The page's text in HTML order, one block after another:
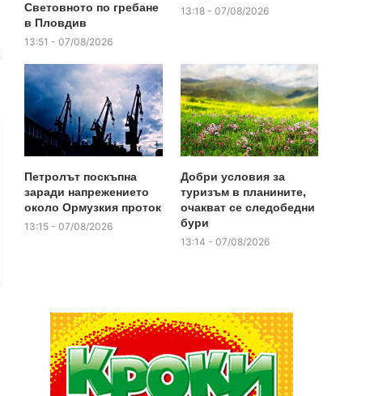
Световното по гребане
в Пловдив
13:51 - 07/08/2026
13:18 - 07/08/2026
Петролът поскъпна
заради напрежението
около Ормузкия проток
13:15 - 07/08/2026
Добри условия за
туризъм в планините,
очакват се следобедни
бури
13:14 - 07/08/2026